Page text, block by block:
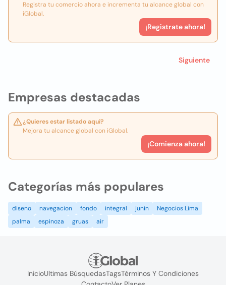
Empresas destacadas
¿Quieres estar listado aquí?
Mejora tu alcance global con iGlobal.
¡Comienza ahora!
Registra tu comercio ahora e incrementa tu alcance global con
iGlobal.
¡Registrate ahora!
Siguiente
Categorías más populares
diseno navegacion fondo integral junin
Negocios Lima
palma
espinoza gruas air
InicioUltimas BúsquedasTagsTérminos Y Condiciones